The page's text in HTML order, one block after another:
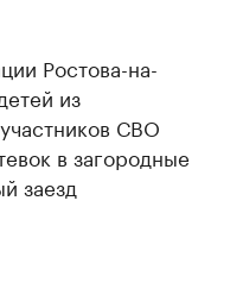
Ростова-на-
из
СВО
в загородные
заезд